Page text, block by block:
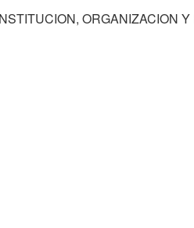
ORGANIZACION